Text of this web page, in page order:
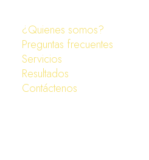
¿Quienes somos?
Preguntas frecuentes
Servicios
Resultados
Contáctenos